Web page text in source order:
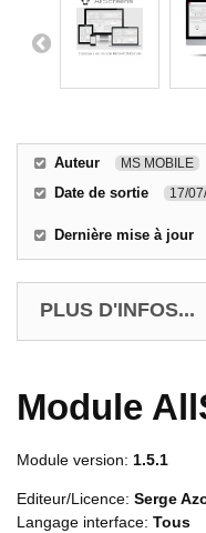
Auteur MS MOBILE
Date de sortie 17/
Dernière mise à jour
PLUS D'INFOS...
Module
Module version: 1.5.1
Editeur/Licence: Serge
Langage interface: Tous